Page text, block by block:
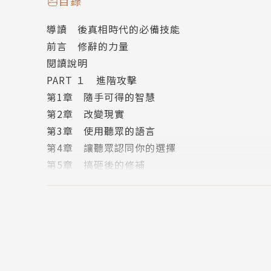
鍛鍊修辭技術，放下偏見與狹隘思維
本書作者傑伊．海因里希斯是美國知名修辭學者
廣泛搜集歷史、軼聞，以及流行文化當作素材，
說服力的具體建議，並整理一系列鍛鍊修辭的練
●利用意想不到的構句改變談話節奏，模糊言語
●找出對手陣營的習慣用語，突破溝通障礙，進
●學會古羅馬演說家、政治家西塞羅的說服五大
導讀 後真相時代的必備技能
前言 修辭的力量
閱讀說明
PART １ 進階攻擊
第1章 隨手可得的智慧
第2章 改變現實
第3章 使用聽眾的語言
第4章 讓聽眾認同你的選擇
第5章 搞砸後的修補